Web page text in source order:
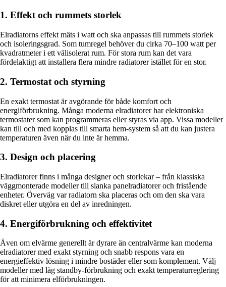
1. Effekt och rummets storlek
Elradiatorns effekt mäts i watt och ska anpassas till rummets storlek
och isoleringsgrad. Som tumregel behöver du cirka 70–100 watt per
kvadratmeter i ett välisolerat rum. För stora rum kan det vara
fördelaktigt att installera flera mindre radiatorer istället för en stor.
2. Termostat och styrning
En exakt termostat är avgörande för både komfort och
energiförbrukning. Många moderna elradiatorer har elektroniska
termostater som kan programmeras eller styras via app. Vissa modeller
kan till och med kopplas till smarta hem-system så att du kan justera
temperaturen även när du inte är hemma.
3. Design och placering
Elradiatorer finns i många designer och storlekar – från klassiska
väggmonterade modeller till slanka panelradiatorer och fristående
enheter. Överväg var radiatorn ska placeras och om den ska vara
diskret eller utgöra en del av inredningen.
4. Energiförbrukning och effektivitet
Även om elvärme generellt är dyrare än centralvärme kan moderna
elradiatorer med exakt styrning och snabb respons vara en
energieffektiv lösning i mindre bostäder eller som komplement. Välj
modeller med låg standby-förbrukning och exakt temperaturreglering
för att minimera elförbrukningen.